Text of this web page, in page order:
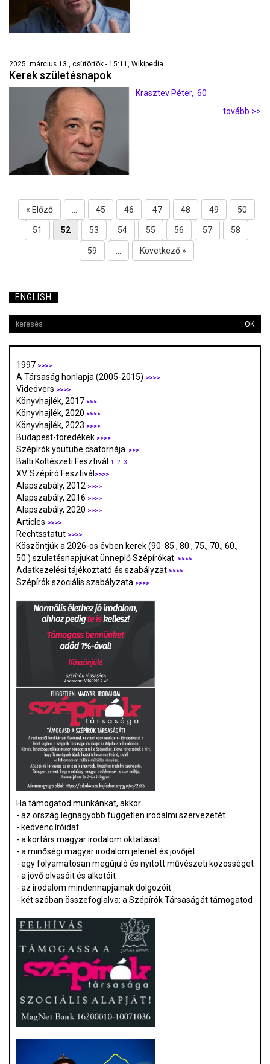
2025. március 13., csütörtök - 15:11, Wikipedia
Kerek születésnapok
Krasztev Péter, 60
tovább >>
« Előző 45 46 47 48 49 50
51 52 53 54 55 56 57 58
59 Következő »
ENGLISH
OK
1997 >>>>
A Társaság honlapja (2005-2015) >>>>
Videóvers >>>>
Könyvhajlék, 2017 >>>
Könyvhajlék, 2020 >>>>
Könyvhajlék, 2023 >>>>
Budapest-töredékek >>>>
Szépírók youtube csatornája >>>
Balti Költészeti Fesztivál 1. 2. 3.
XV. Szépíró Fesztivál >>>>
Alapszabály, 2012 >>>>
Alapszabály, 2016 >>>>
Alapszabály, 2020 >>>>
Articles >>>>
Rechtsstatut >>>>
Köszöntjük a 2026-os évben kerek (90. 85., 80., 75., 70., 60.,
50.) születésnapjukat ünneplő Szépírókat
>>>>
Adatkezelési tájékoztató és szabályzat >>>>
Szépírók szociális szabályzata >>>>
Ha támogatod munkánkat, akkor
- az ország legnagyobb független irodalmi szervezetét
- kedvenc íróidat
- a kortárs magyar irodalom oktatását
- a minőségi magyar irodalom jelenét és jövőjét
- egy folyamatosan megújuló és nyitott művészeti közösséget
- a jövő olvasóit és alkotóit
- az irodalom mindennapjainak dolgozóit
- két szóban összefoglalva: a Szépírók Társaságát támogatod